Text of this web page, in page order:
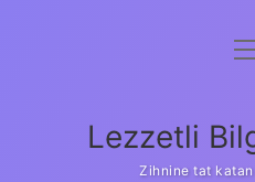
Yasal
Lezzetli
Zihnine tat